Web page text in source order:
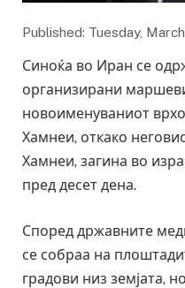
Published: Tuesday,
Синоќа во Иран се
организирани
новоименуваниот
Хамнеи, откако
Хамнеи, загина во
пред десет дена.
Според државните
се собраа на
градови низ земјата,